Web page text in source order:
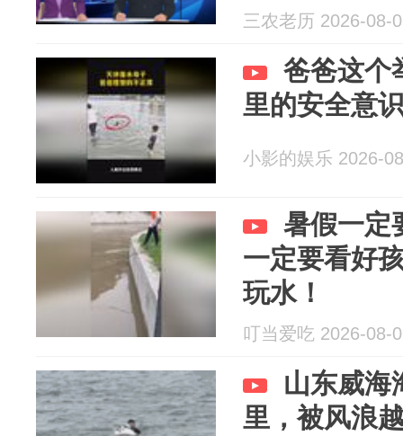
三农老历 2026-08-
爸爸这个
里的安全意
小影的娱乐 2026-
暑假一定
一定要看好
玩水！
叮当爱吃 2026-08-
山东威海
里，被风浪